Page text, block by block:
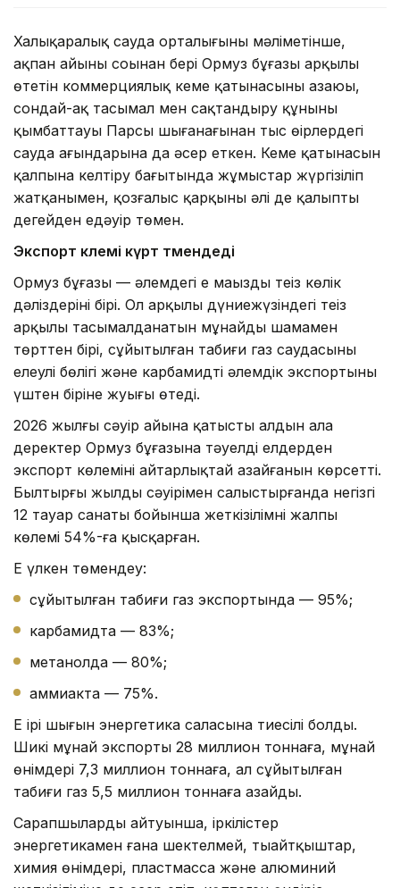
Халықаралық сауда орталығының мәліметінше,
ақпан айының соңынан бері Ормуз бұғазы арқылы
өтетін коммерциялық кеме қатынасының азаюы,
сондай-ақ тасымал мен сақтандыру құнының
қымбаттауы Парсы шығанағынан тыс өңірлердегі
сауда ағындарына да әсер еткен. Кеме қатынасын
қалпына келтіру бағытында жұмыстар жүргізіліп
жатқанымен, қозғалыс қарқыны әлі де қалыпты
деңгейден едәуір төмен.
Экспорт көлемі күрт төмендеді
Ормуз бұғазы — әлемдегі ең маңызды теңіз көлік
дәліздерінің бірі. Ол арқылы дүниежүзіндегі теңіз
арқылы тасымалданатын мұнайдың шамамен
төрттен бірі, сұйытылған табиғи газ саудасының
елеулі бөлігі және карбамидтің әлемдік экспортының
үштен біріне жуығы өтеді.
2026 жылғы сәуір айына қатысты алдын ала
деректер Ормуз бұғазына тәуелді елдерден
экспорт көлемінің айтарлықтай азайғанын көрсетті.
Былтырғы жылдың сәуірімен салыстырғанда негізгі
12 тауар санаты бойынша жеткізілімнің жалпы
көлемі 54%-ға қысқарған.
Ең үлкен төмендеу:
сұйытылған табиғи газ экспортында — 95%;
карбамидта — 83%;
метанолда — 80%;
аммиакта — 75%.
Ең ірі шығын энергетика саласына тиесілі болды.
Шикі мұнай экспорты 28 миллион тоннаға, мұнай
өнімдері 7,3 миллион тоннаға, ал сұйытылған
табиғи газ 5,5 миллион тоннаға азайды.
Сарапшылардың айтуынша, іркілістер
энергетикамен ғана шектелмей, тыңайтқыштар,
химия өнімдері, пластмасса және алюминий